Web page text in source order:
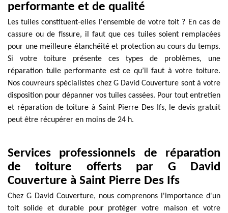
performante et de qualité
Les tuiles constituent-elles l'ensemble de votre toit ? En cas de
cassure ou de fissure, il faut que ces tuiles soient remplacées
pour une meilleure étanchéité et protection au cours du temps.
Si votre toiture présente ces types de problèmes, une
réparation tuile performante est ce qu’il faut à votre toiture.
Nos couvreurs spécialistes chez G David Couverture sont à votre
disposition pour dépanner vos tuiles cassées. Pour tout entretien
et réparation de toiture à Saint Pierre Des Ifs, le devis gratuit
peut être récupérer en moins de 24 h.
Services professionnels de réparation
de toiture offerts par G David
Couverture à Saint Pierre Des Ifs
Chez G David Couverture, nous comprenons l'importance d'un
toit solide et durable pour protéger votre maison et votre